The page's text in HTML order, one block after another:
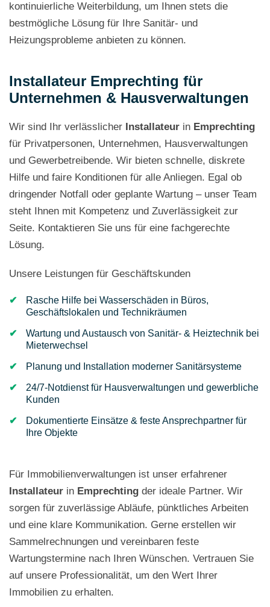
kontinuierliche Weiterbildung, um Ihnen stets die
bestmögliche Lösung für Ihre Sanitär- und
Heizungsprobleme anbieten zu können.
Installateur Emprechting für
Unternehmen & Hausverwaltungen
Wir sind Ihr verlässlicher Installateur in Emprechting
für Privatpersonen, Unternehmen, Hausverwaltungen
und Gewerbetreibende. Wir bieten schnelle, diskrete
Hilfe und faire Konditionen für alle Anliegen. Egal ob
dringender Notfall oder geplante Wartung – unser Team
steht Ihnen mit Kompetenz und Zuverlässigkeit zur
Seite. Kontaktieren Sie uns für eine fachgerechte
Lösung.
Unsere Leistungen für Geschäftskunden
Rasche Hilfe bei Wasserschäden in Büros,
Geschäftslokalen und Technikräumen
Wartung und Austausch von Sanitär- & Heiztechnik bei
Mieterwechsel
Planung und Installation moderner Sanitärsysteme
24/7-Notdienst für Hausverwaltungen und gewerbliche
Kunden
Dokumentierte Einsätze & feste Ansprechpartner für
Ihre Objekte
Für Immobilienverwaltungen ist unser erfahrener
Installateur in Emprechting der ideale Partner. Wir
sorgen für zuverlässige Abläufe, pünktliches Arbeiten
und eine klare Kommunikation. Gerne erstellen wir
Sammelrechnungen und vereinbaren feste
Wartungstermine nach Ihren Wünschen. Vertrauen Sie
auf unsere Professionalität, um den Wert Ihrer
Immobilien zu erhalten.